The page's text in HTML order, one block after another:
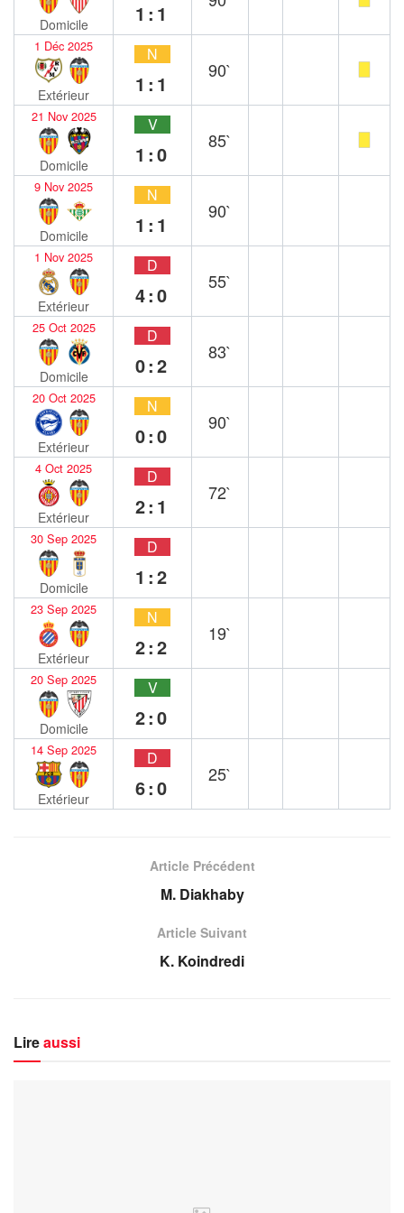
Domicile 1:1
1 Déc 2025
Extérieur
N
1:1
90`
21 Nov 2025
Domicile
V
1:0
85`
9 Nov 2025
Domicile
N
1:1
90`
1 Nov 2025
Extérieur
D
4:0
55`
25 Oct 2025
Domicile
D
0:2
83`
20 Oct 2025
Extérieur
N
0:0
90`
4 Oct 2025
Extérieur
D
2:1
72`
30 Sep 2025
Domicile
D
1:2
23 Sep 2025
Extérieur
N
2:2
19`
20 Sep 2025
Domicile
V
2:0
14 Sep 2025
Extérieur
D
6:0
25`
Article Précédent
M. Diakhaby
Article Suivant
K. Koindredi
Lireaussi